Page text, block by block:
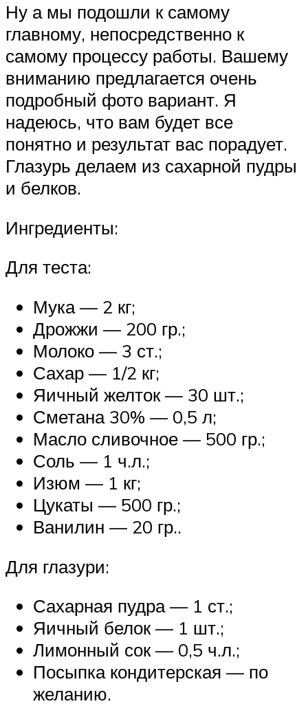
Ну а мы подошли к самому
главному, непосредственно к
самому процессу работы. Вашему
вниманию предлагается очень
подробный фото вариант. Я
надеюсь, что вам будет все
понятно и результат вас порадует.
Глазурь делаем из сахарной пудры
и белков.
Ингредиенты:
Для теста:
Мука — 2 кг;
Дрожжи — 200 гр.;
Молоко — 3 ст.;
Сахар — 1/2 кг;
Яичный желток — 30 шт.;
Сметана 30% — 0,5 л;
Масло сливочное — 500 гр.;
Соль — 1 ч.л.;
Изюм — 1 кг;
Цукаты — 500 гр.;
Ванилин — 20 гр..
Для глазури:
Сахарная пудра — 1 ст.;
Яичный белок — 1 шт.;
Лимонный сок — 0,5 ч.л.;
Посыпка кондитерская — по
желанию.